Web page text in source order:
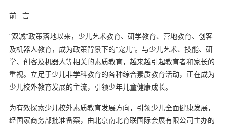
前 言
“双减”政策落地以来，少儿艺术教育、研学教育、营地教育、创客
及机器人教育，成为政策背景下的“宠儿”。与少儿艺术、技能、研
学、创客及机器人等相关的素质教育，越来越引起教育者和家长的
重视。立足于少儿非学科教育的各种综合素质教育活动，正在成为
少儿校外教育发展的主流，引领少年儿童健康成长。
为有效探索少儿校外素质教育发展方向，引领少儿全面健康发展，
经国家商务部批准备案，由北京南北育联国际会展有限公司主办的